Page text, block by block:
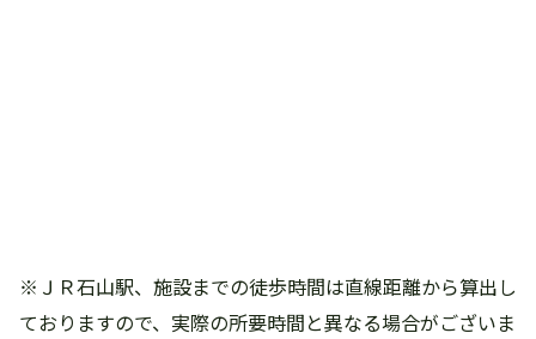
※ＪＲ石山駅、施設までの徒歩時間は直線距離から算出し
ておりますので、実際の所要時間と異なる場合がございま